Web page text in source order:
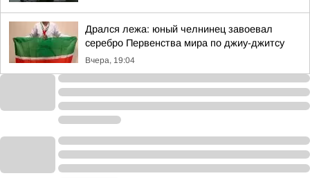
Дрался лежа: юный челнинец завоевал
серебро Первенства мира по джиу-джитсу
Вчера, 19:04